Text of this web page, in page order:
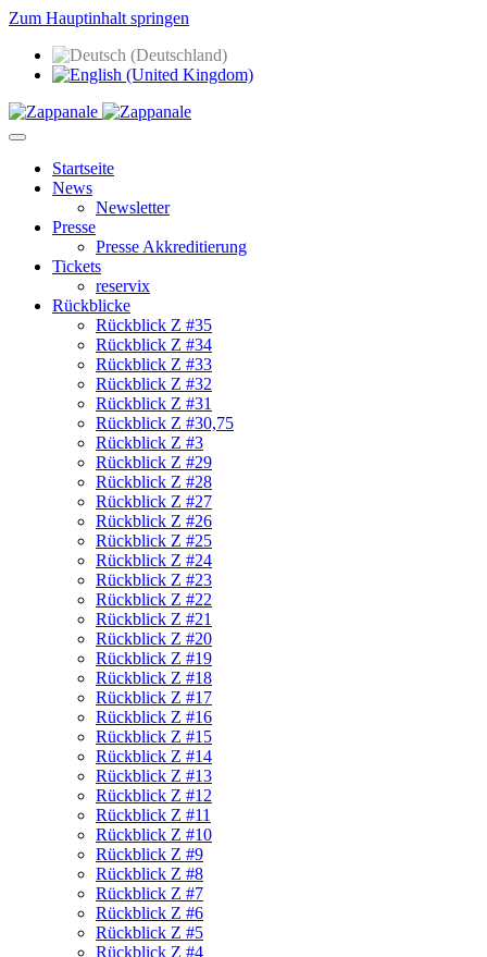
Zum Hauptinhalt springen
Startseite
News
Newsletter
Presse
Presse Akkreditierung
Tickets
reservix
Rückblicke
Rückblick Z #35
Rückblick Z #34
Rückblick Z #33
Rückblick Z #32
Rückblick Z #31
Rückblick Z #30,75
Rückblick Z #3
Rückblick Z #29
Rückblick Z #28
Rückblick Z #27
Rückblick Z #26
Rückblick Z #25
Rückblick Z #24
Rückblick Z #23
Rückblick Z #22
Rückblick Z #21
Rückblick Z #20
Rückblick Z #19
Rückblick Z #18
Rückblick Z #17
Rückblick Z #16
Rückblick Z #15
Rückblick Z #14
Rückblick Z #13
Rückblick Z #12
Rückblick Z #11
Rückblick Z #10
Rückblick Z #9
Rückblick Z #8
Rückblick Z #7
Rückblick Z #6
Rückblick Z #5
Rückblick Z #4